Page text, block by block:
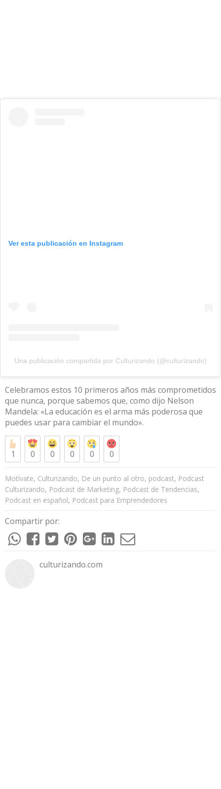
Ver esta publicación en Instagram
Una publicación compartida por Culturizando (@culturizando)
Celebramos estos 10 primeros años más comprometidos
que nunca, porque sabemos que, como dijo Nelson
Mandela: «La educación es el arma más poderosa que
puedes usar para cambiar el mundo».
1 0 0 0 0 0
Motívate, Culturizando, De un punto al otro, podcast, Podcast
Culturizando, Podcast de Marketing, Podcast de Tendencias,
Podcast en español, Podcast para Emprendedores
Compartir por:
culturizando.com